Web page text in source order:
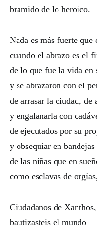
bramido de lo heroico.
Nada es más fuerte que
cuando el abrazo es el
de lo que fue la vida en
y se abrazaron con el
de arrasar la ciudad, de
y engalanarla con
de ejecutados por su
y obsequiar en bandejas
de las niñas que en
como esclavas de
Ciudadanos de
bautizasteis el mundo